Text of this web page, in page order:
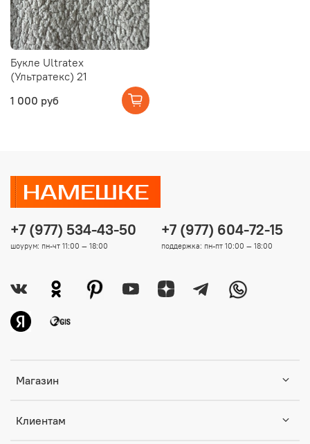
Букле Ultratex
(Ультратекс) 21
1 000 руб
Магазин
Клиентам
+7 (977) 534-43-50
шоурум: пн-чт 11:00 — 18:00
+7 (977) 604-72-15
поддержка: пн-пт 10:00 — 18:00